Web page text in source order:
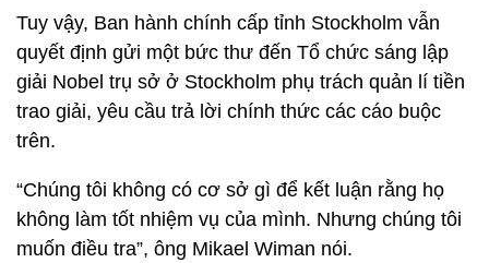
Tuy vậy, Ban hành chính cấp tỉnh Stockholm vẫn
quyết định gửi một bức thư đến Tổ chức sáng lập
giải Nobel trụ sở ở Stockholm phụ trách quản lí tiền
trao giải, yêu cầu trả lời chính thức các cáo buộc
trên.
“Chúng tôi không có cơ sở gì để kết luận rằng họ
không làm tốt nhiệm vụ của mình. Nhưng chúng tôi
muốn điều tra”, ông Mikael Wiman nói.